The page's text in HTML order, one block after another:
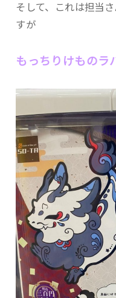
そして、これは担当
すが
もっちりけものラ